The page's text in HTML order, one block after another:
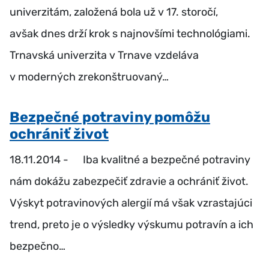
univerzitám, založená bola už v 17. storočí,
avšak dnes drží krok s najnovšími technológiami.
Trnavská univerzita v Trnave vzdeláva
v moderných zrekonštruovaný…
Bezpečné potraviny pomôžu
ochrániť život
18.11.2014 - Iba kvalitné a bezpečné potraviny
nám dokážu zabezpečiť zdravie a ochrániť život.
Výskyt potravinových alergií má však vzrastajúci
trend, preto je o výsledky výskumu potravín a ich
bezpečno…